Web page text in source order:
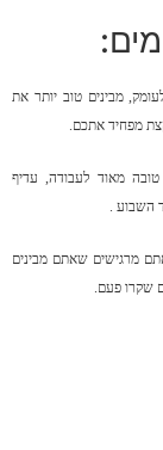
מבינים טוב יותר את
מפחיד אתכם.
טובה מאוד לעבודה, עדיף
השבוע .
מרגישים שאתם מבינים
שקרו פעם.